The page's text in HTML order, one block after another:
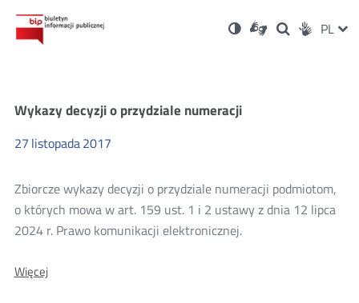
Ustawienia
Wersja
kontrastowa
Dla
niesłyszących
OtwórzOtwórz
w
Otwórz
w
Social PL
Numeracja
Wykazy decyzji o przydziale numeracji
27 listopada2017
Zbiorcze wykazy decyzji o przydziale numeracji podmiotom,
o których mowa w art. 159 ust. 1 i 2 ustawy z dnia 12 lipca
2024 r. Prawo komunikacji elektronicznej.
WięcejO: